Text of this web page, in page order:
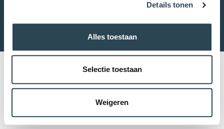
Details tonen
Alles toestaan
Selectie toestaan
Weigeren